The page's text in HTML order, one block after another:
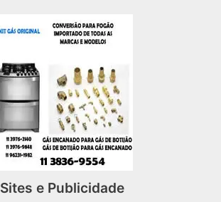
Sites e Publicidade